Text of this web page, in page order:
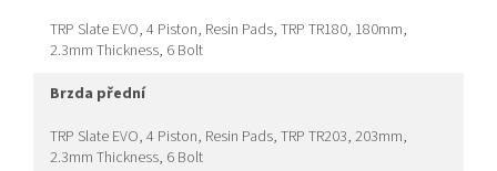
TRP Slate EVO, 4 Piston, Resin Pads, TRP TR180, 180mm,
2.3mm Thickness, 6 Bolt
brzda přední
TRP Slate EVO, 4 Piston, Resin Pads, TRP TR203, 203mm,
2.3mm Thickness, 6 Bolt